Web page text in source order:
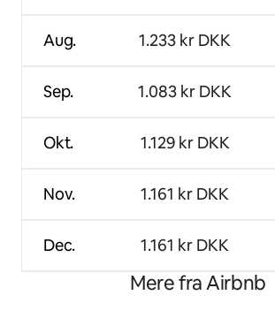
Aug.
Sep.
Okt.
Nov.
Dec.
1.233 kr DKK
1.083 kr DKK
1.129 kr DKK
1.161 kr DKK
1.161 kr DKK
Mere fra Airbnb